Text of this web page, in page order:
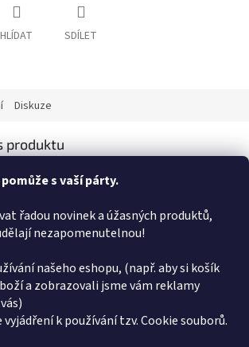
s vaší párty.
řadou novinek a úžasných produktů,
nezapomenutelnou!
našeho eshopu, (např. aby si košík
a zobrazovali jsme vám reklamy
k používání tzv. Cookie souborů.
HLÍDAT SDÍLET
Diskuze
produktu
rádi naplníme heliem na naší prodejně,
z naší široké nabídky jednorázových
použití - ovladání je snadné a zvládne jej
naplněný balónek vydrží létat cca 7 - 10 dní a
pumpičky, brčka nebo dutou slámkou.
foliové ostatní